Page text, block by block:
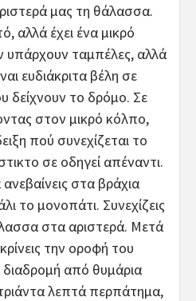
μας τη θάλασσα.
αλλά έχει ένα μικρό
υπάρχουν ταμπέλες, αλλά
ευδιάκριτα βέλη σε
δείχνουν το δρόμο. Σε
στον μικρό κόλπο,
πού συνεχίζεται το
σε οδηγεί απέναντι.
στα βράχια
το μονοπάτι. Συνεχίζεις
στα αριστερά. Μετά
την οροφή του
από θυμάρια
λεπτά περπάτημα,